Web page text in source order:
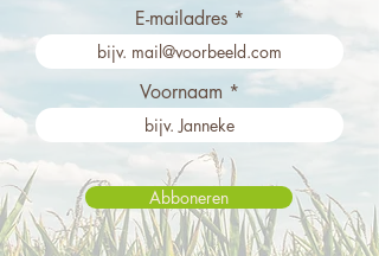
E-mailadres
Voornaam
Abboneren